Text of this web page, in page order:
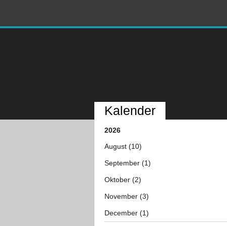
Kalender
2026
August (10)
September (1)
Oktober (2)
November (3)
December (1)